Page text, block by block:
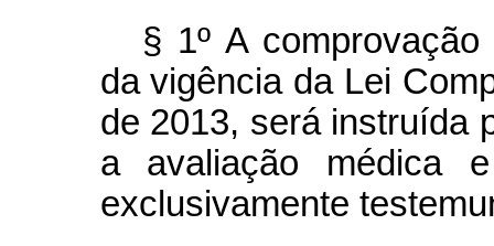
§ 1º A
da vigência da Lei
de 2013, será instruída
a avaliação médica
exclusivamente